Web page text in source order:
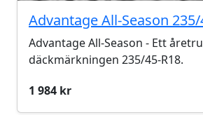
Advantage All-Season 235/
Advantage All-Season - Ett
däckmärkningen 235/45-R18.
1 984 kr